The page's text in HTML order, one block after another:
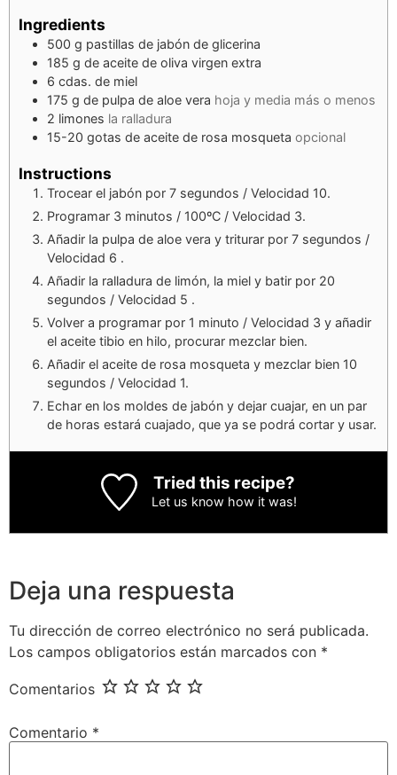
Ingredients
500 g pastillas de jabón de glicerina
185 g de aceite de oliva virgen extra
6 cdas. de miel
175 g de pulpa de aloe vera hoja y media más o menos
2 limones la ralladura
15-20 gotas de aceite de rosa mosqueta opcional
Instructions
Trocear el jabón por 7 segundos / Velocidad 10.
Programar 3 minutos / 100ºC / Velocidad 3.
Añadir la pulpa de aloe vera y triturar por 7 segundos /
Velocidad 6 .
Añadir la ralladura de limón, la miel y batir por 20
segundos / Velocidad 5 .
Volver a programar por 1 minuto / Velocidad 3 y añadir
el aceite tibio en hilo, procurar mezclar bien.
Añadir el aceite de rosa mosqueta y mezclar bien 10
segundos / Velocidad 1.
Echar en los moldes de jabón y dejar cuajar, en un par
de horas estará cuajado, que ya se podrá cortar y usar.
Tried this recipe?
Let us know how it was!
Deja una respuesta
Tu dirección de correo electrónico no será publicada.
Los campos obligatorios están marcados con *
Comentarios
Comentario *